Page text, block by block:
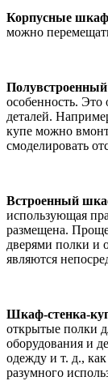
Корпусные
можно
особенность. Это
деталей.
купе можно
смоделировать
Встроенный
использующая
размещена.
дверями полки и
являются
Шкаф-стенка-
открытые полки
оборудования и
одежду и т. д.,
разумного